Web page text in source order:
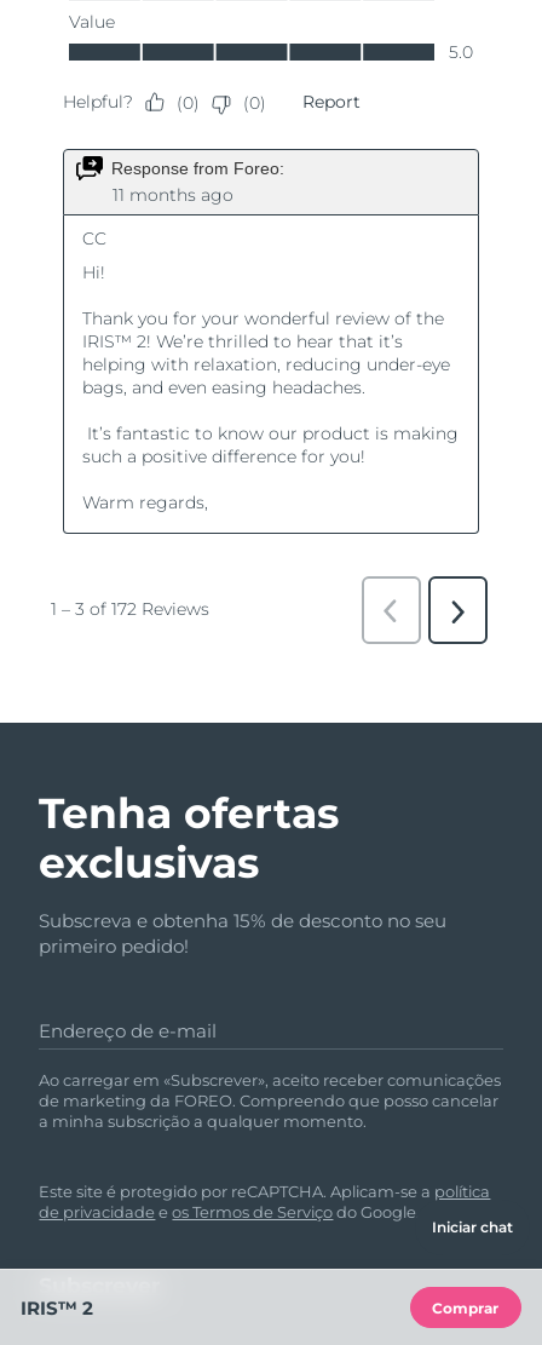
Tenha ofertas
exclusivas
Subscreva e obtenha 15% de desconto no seu
primeiro pedido!
Endereço de e-mail
Ao carregar em «Subscrever», aceito receber comunicações
de marketing da FOREO. Compreendo que posso cancelar
a minha subscrição a qualquer momento.
Este site é protegido por reCAPTCHA. Aplicam-se a política
de privacidade eos Termos de Serviçodo Google.
Iniciar chat
IRIS™ 2 Comprar